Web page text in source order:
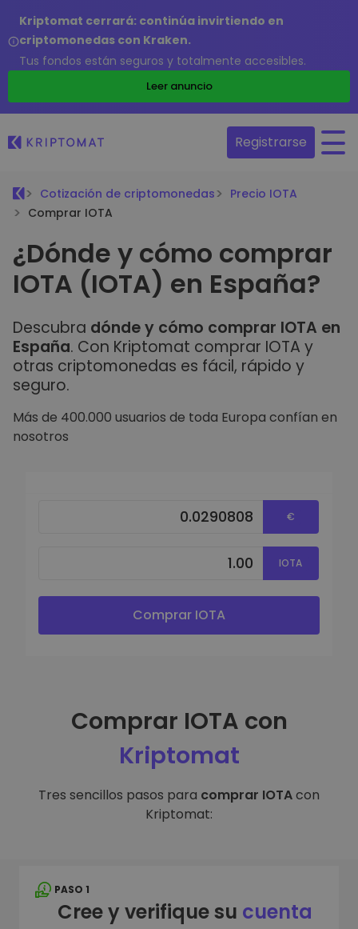
Kriptomat cerrará: continúa invirtiendo en
criptomonedas con Kraken.
Tus fondos están seguros y totalmente accesibles.
Leer anuncio
Registrarse
Cotización de criptomonedas
Precio IOTA
Comprar IOTA
¿Dónde y cómo comprar
IOTA (IOTA) en España?
Descubra dónde y cómo comprar IOTA en
España. Con Kriptomat comprar IOTA y
otras criptomonedas es fácil, rápido y
seguro.
Más de 400.000 usuarios de toda Europa confían en
nosotros
€
IOTA
Comprar IOTA
Comprar IOTA con
Kriptomat
Tres sencillos pasos para comprar IOTAcon
Kriptomat:
PASO 1
Cree y verifique su cuenta